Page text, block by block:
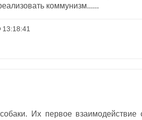
коммунизм......
13:18:41
Их первое взаимодействие